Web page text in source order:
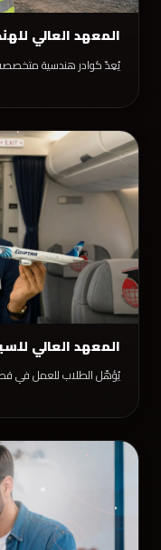
المعهد العالي
يُعِدّ كوادر هندسية متخصصة
المعهد العالي
يُؤهّل الطلاب للعمل في